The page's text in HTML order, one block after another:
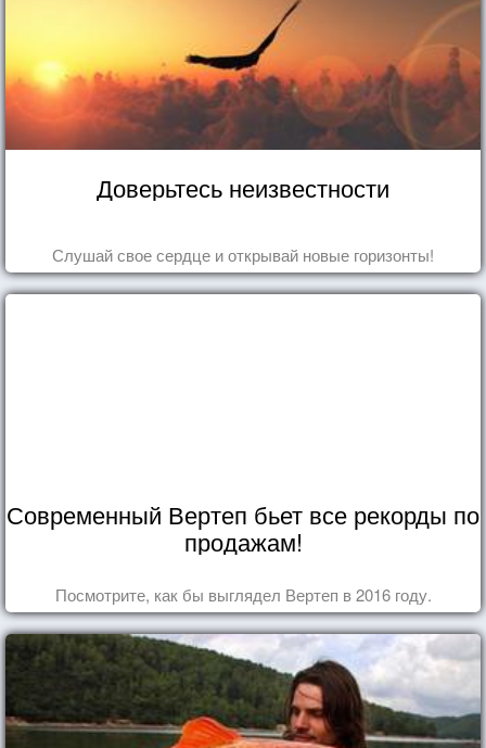
Доверьтесь неизвестности
Слушай свое сердце и открывай новые горизонты!
Современный Вертеп бьет все рекорды по
продажам!
Посмотрите, как бы выглядел Вертеп в 2016 году.